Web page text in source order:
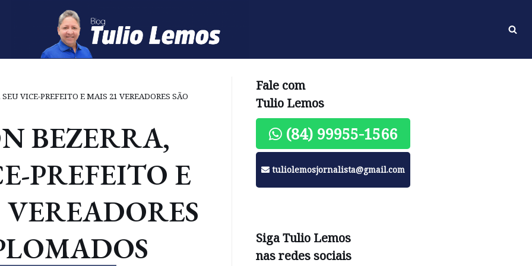
VICE-PREFEITO E MAIS 21 VEREADORES SÃO
BEZERRA,
PREFEITO E
Fale com
Tulio Lemos
(84) 99955-1566
tuliolemosjornalista@gmail.com
Siga Tulio Lemos
nas redes sociais